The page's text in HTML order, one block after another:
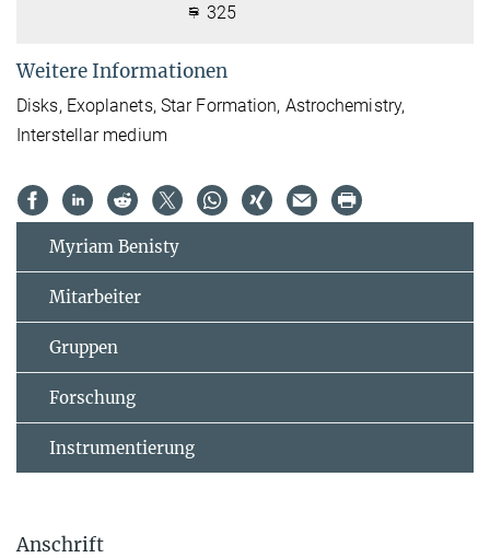
325
Weitere Informationen
Disks, Exoplanets, Star Formation, Astrochemistry,
Interstellar medium
Myriam Benisty
Mitarbeiter
Gruppen
Forschung
Instrumentierung
Anschrift